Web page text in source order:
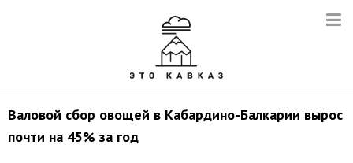
Валовой сбор овощей в Кабардино-Балкарии вырос
почти на 45% за год